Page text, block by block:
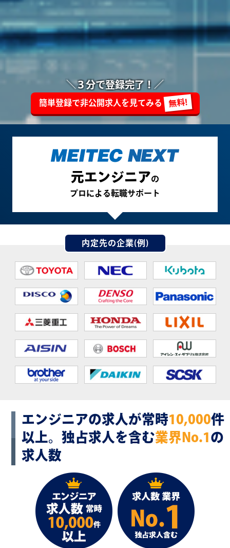
＼３分で登録完了！／
簡単登録で非公開求人を見てみる
元エンジニアの
プロによる転職サポート
内定先の企業(例)
エンジニアの求人が常時10,000件
以上。 独占求人を含む業界No.1の
求人数